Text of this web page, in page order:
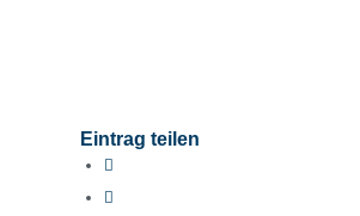
Eintrag teilen